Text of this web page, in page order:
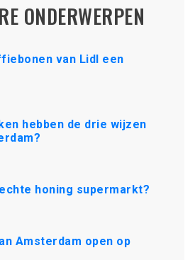
ONDERWERPEN
van Lidl een
hebben de drie wijzen
honing supermarkt?
Amsterdam open op